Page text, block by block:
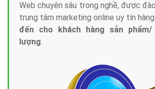
Web chuyên sâu trong nghề, được
trung tâm marketing online uy tín hàng
đến cho khách hàng sản
lượng.